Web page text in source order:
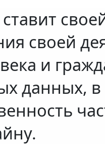
своей
и
данных,